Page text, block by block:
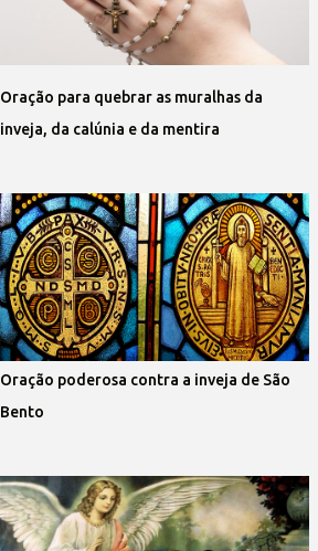
Oração para quebrar as muralhas da
inveja, da calúnia e da mentira
Oração poderosa contra a inveja de São
Bento